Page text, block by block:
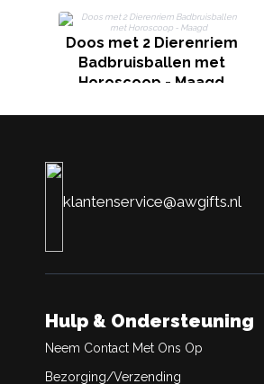
Doos met 2 Dierenriem
Badbruisballen met
Horoscoop - Maagd
klantenservice@awgifts.nl
Hulp & Ondersteuning
Neem Contact Met Ons Op
Bezorging/Verzending